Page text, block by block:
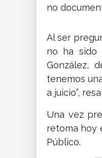
no
Al ser
no ha sido
González,
tenemos
a juicio”,
Una vez
retoma hoy
Público.